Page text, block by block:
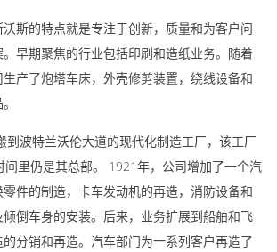
斯的特点就是专注于创新，质量和为客户问
早期聚焦的行业包括印刷和造纸业务。随着
产了炮塔车床，外壳修剪装置，绕线设备和
到波特兰沃伦大道的现代化制造工厂，该工厂
间里仍是其总部。 1921年，公司增加了一个汽
件的制造，卡车发动机的再造，消防设备和
倒车身的安装。后来，业务扩展到船舶和飞
分销和再造。汽车部门为一系列客户再造了